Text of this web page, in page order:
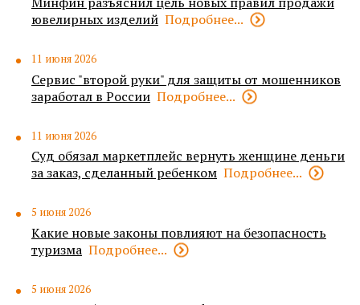
ювелирных изделий Подробнее...
11 июня 2026
Сервис "второй руки" для защиты от мошенников
заработал в России Подробнее...
11 июня 2026
Суд обязал маркетплейс вернуть женщине деньги
за заказ, сделанный ребенком Подробнее...
5 июня 2026
Какие новые законы повлияют на безопасность
туризма Подробнее...
5 июня 2026